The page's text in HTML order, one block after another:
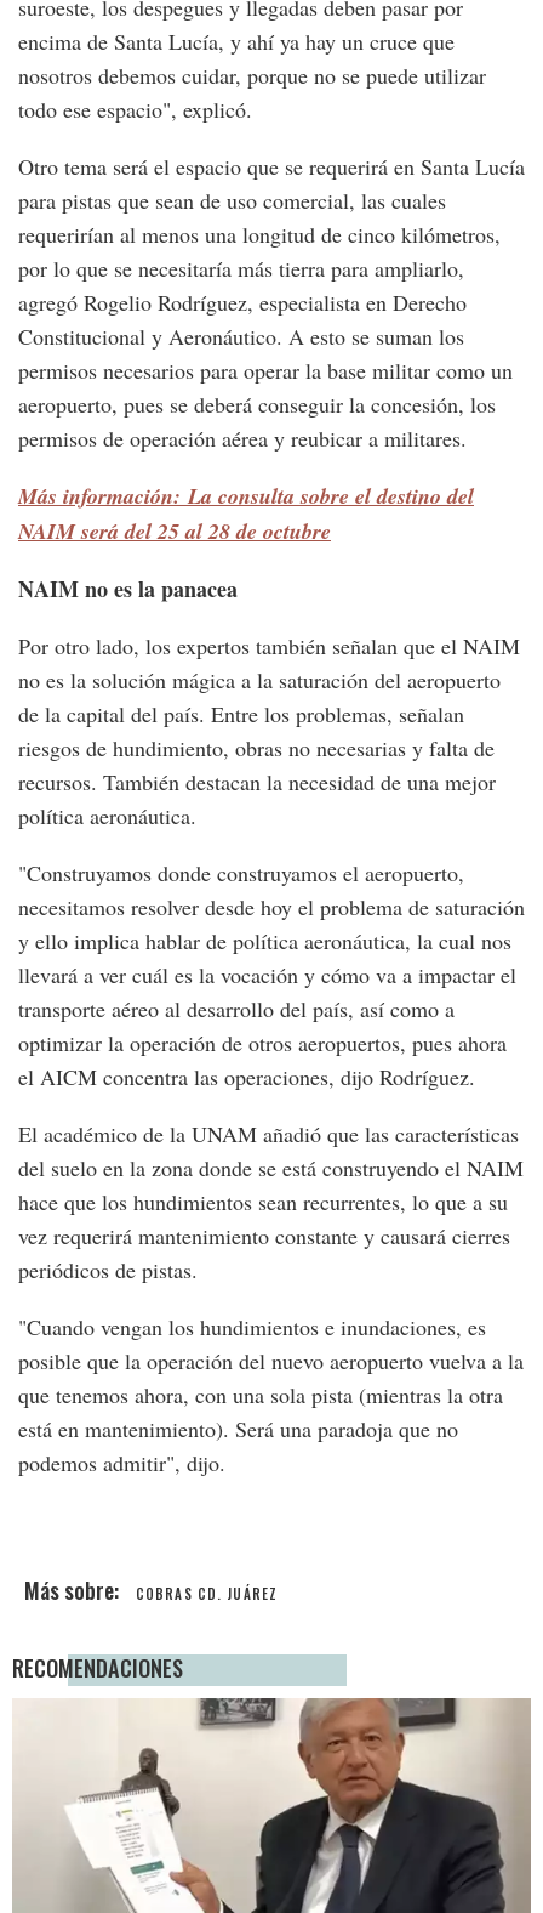
suroeste, los despegues y llegadas deben pasar por
encima de Santa Lucía, y ahí ya hay un cruce que
nosotros debemos cuidar, porque no se puede utilizar
todo ese espacio", explicó.
Otro tema será el espacio que se requerirá en Santa Lucía
para pistas que sean de uso comercial, las cuales
requerirían al menos una longitud de cinco kilómetros,
por lo que se necesitaría más tierra para ampliarlo,
agregó Rogelio Rodríguez, especialista en Derecho
Constitucional y Aeronáutico. A esto se suman los
permisos necesarios para operar la base militar como un
aeropuerto, pues se deberá conseguir la concesión, los
permisos de operación aérea y reubicar a militares.
Más información: La consulta sobre el destino del
NAIM será del 25 al 28 de octubre
NAIM no es la panacea
Por otro lado, los expertos también señalan que el NAIM
no es la solución mágica a la saturación del aeropuerto
de la capital del país. Entre los problemas, señalan
riesgos de hundimiento, obras no necesarias y falta de
recursos. También destacan la necesidad de una mejor
política aeronáutica.
"Construyamos donde construyamos el aeropuerto,
necesitamos resolver desde hoy el problema de saturación
y ello implica hablar de política aeronáutica, la cual nos
llevará a ver cuál es la vocación y cómo va a impactar el
transporte aéreo al desarrollo del país, así como a
optimizar la operación de otros aeropuertos, pues ahora
el AICM concentra las operaciones, dijo Rodríguez.
El académico de la UNAM añadió que las características
del suelo en la zona donde se está construyendo el NAIM
hace que los hundimientos sean recurrentes, lo que a su
vez requerirá mantenimiento constante y causará cierres
periódicos de pistas.
"Cuando vengan los hundimientos e inundaciones, es
posible que la operación del nuevo aeropuerto vuelva a la
que tenemos ahora, con una sola pista (mientras la otra
está en mantenimiento). Será una paradoja que no
podemos admitir", dijo.
COBRAS CD. JUÁREZ
RECOMENDACIONES